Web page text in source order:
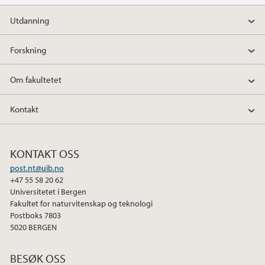
w
t
e
i
k
d
n
a
e
o
k
Utdanning
Forskning
Om fakultetet
Kontakt
KONTAKT OSS
post.nt@uib.no
+47 55 58 20 62
Universitetet i Bergen
Fakultet for naturvitenskap og teknologi
Postboks 7803
5020 BERGEN
BESØK OSS